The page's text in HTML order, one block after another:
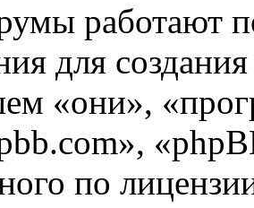
работают
для
«они»,
по